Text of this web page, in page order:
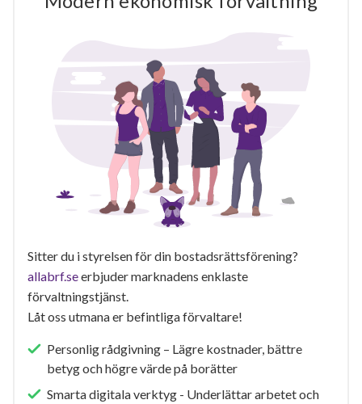
Sitter du i styrelsen för din bostadsrättsförening?
allabrf.seerbjuder marknadens enklaste
förvaltningstjänst.
Låt oss utmana er befintliga förvaltare!
Personlig rådgivning – Lägre kostnader, bättre
betyg och högre värde på borätter
Smarta digitala verktyg - Underlättar arbetet och